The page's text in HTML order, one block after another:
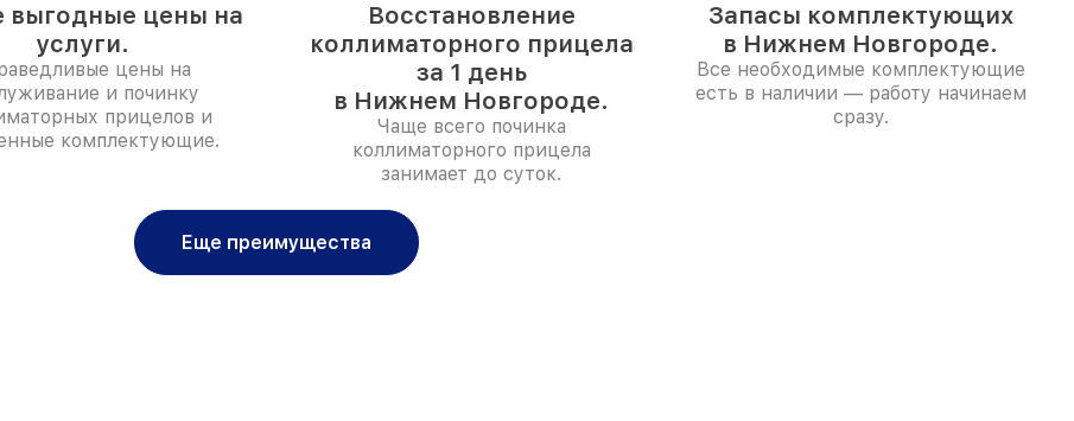
выгодные цены на
услуги.
цены на
и починку
прицелов и
комплектующие.
Восстановление
коллиматорного прицела
за 1 день
в Нижнем Новгороде.
Чаще всего починка
коллиматорного прицела
занимает до суток.
Запасы комплектующих
в Нижнем Новгороде.
Все необходимые комплектующие
есть в наличии — работу начинаем
сразу.
Еще преимущества